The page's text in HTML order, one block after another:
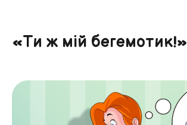
«Ти ж мій бегемотик!»